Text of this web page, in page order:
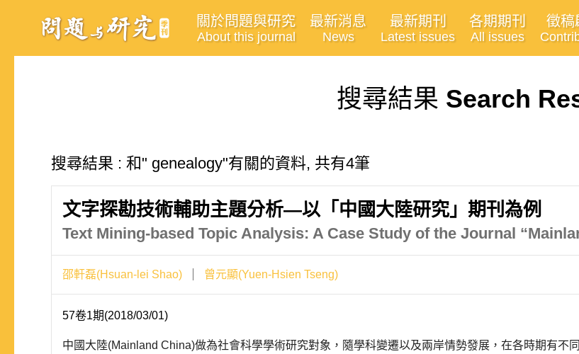
關於問題與研究
About this journal
最新消息
News
最新期刊
Latest issues
各期期刊
All issues
徵稿
搜尋結果 Search
搜尋結果 : 和" genealogy"有關的資料, 共有4筆
文字探勘技術輔助主題分析—以「中國大陸研究」期刊為例
Text Mining-based Topic Analysis: A Case Study of the Journal
邵軒磊(Hsuan-lei Shao) 曾元顯(Yuen-Hsien Tseng)
57卷1期(2018/03/01)
中國大陸(Mainland China)做為社會科學學術研究對象，隨學科變遷以及兩岸情勢發展，在各時期有不